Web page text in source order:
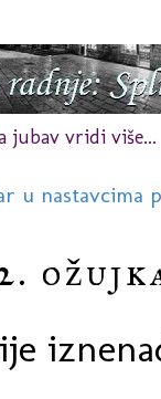
jubav vridi više...
u nastavcima